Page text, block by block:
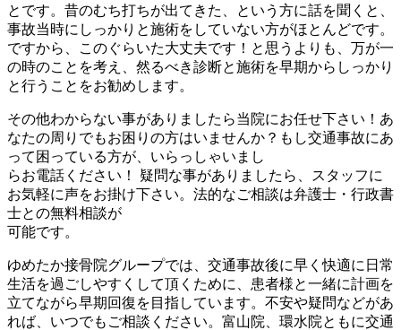
とです。昔のむち打ちが出てきた、という方に話を聞くと、
事故当時にしっかりと施術をしていない方がほとんどです。
ですから、このぐらいた大丈夫です！と思うよりも、万が一
の時のことを考え、然るべき診断と施術を早期からしっかり
と行うことをお勧めします。
その他わからない事がありましたら当院にお任せ下さい！あ
なたの周りでもお困りの方はいませんか？もし交通事故にあ
って困っている方が、いらっしゃいまし
らお電話ください！ 疑問な事がありましたら、スタッフに
お気軽に声をお掛け下さい。法的なご相談は弁護士・行政書
士との無料相談が
可能です。
ゆめたか接骨院グループでは、交通事故後に早く快適に日常
生活を過ごしやすくして頂くために、患者様と一緒に計画を
立てながら早期回復を目指しています。不安や疑問などがあ
れば、いつでもご相談ください。富山院、環水院ともに交通